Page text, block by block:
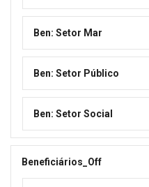
Ben: Setor Mar
Ben: Setor Público
Ben: Setor Social
Beneficiários_Off